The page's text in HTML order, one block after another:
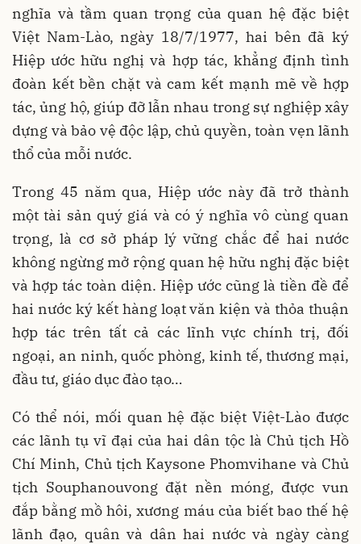
nghĩa và tầm quan trọng của quan hệ đặc biệt
Việt Nam-Lào, ngày 18/7/1977, hai bên đã ký
Hiệp ước hữu nghị và hợp tác, khẳng định tình
đoàn kết bền chặt và cam kết mạnh mẽ về hợp
tác, ủng hộ, giúp đỡ lẫn nhau trong sự nghiệp xây
dựng và bảo vệ độc lập, chủ quyền, toàn vẹn lãnh
thổ của mỗi nước.
Trong 45 năm qua, Hiệp ước này đã trở thành
một tài sản quý giá và có ý nghĩa vô cùng quan
trọng, là cơ sở pháp lý vững chắc để hai nước
không ngừng mở rộng quan hệ hữu nghị đặc biệt
và hợp tác toàn diện. Hiệp ước cũng là tiền đề để
hai nước ký kết hàng loạt văn kiện và thỏa thuận
hợp tác trên tất cả các lĩnh vực chính trị, đối
ngoại, an ninh, quốc phòng, kinh tế, thương mại,
đầu tư, giáo dục đào tạo…
Có thể nói, mối quan hệ đặc biệt Việt-Lào được
các lãnh tụ vĩ đại của hai dân tộc là Chủ tịch Hồ
Chí Minh, Chủ tịch Kaysone Phomvihane và Chủ
tịch Souphanouvong đặt nền móng, được vun
đắp bằng mồ hôi, xương máu của biết bao thế hệ
lãnh đạo, quân và dân hai nước và ngày càng